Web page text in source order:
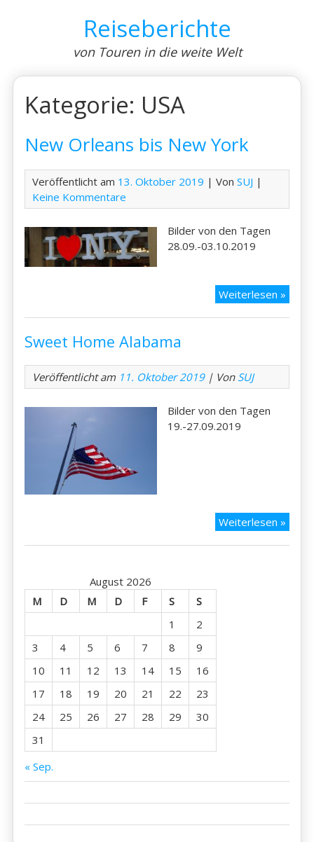
Reiseberichte
von Touren in die weite Welt
Kategorie: USA
New Orleans bis New York
Veröffentlicht am 13. Oktober 2019 | VonSUJ |
Keine Kommentare
Bilder von den Tagen
28.09.-03.10.2019
Weiterlesen »New
Sweet Home Alabama
Veröffentlicht am 11. Oktober 2019| Von SUJ
Bilder von den Tagen
19.-27.09.2019
Weiterlesen »
August 2026
M
D M D F S
S
1
2
3
4 5 6 7 8
9
10
11 12 13 14 15
16
17
18 19 20 21 22
23
24
25 26 27 28 29
30
31
« Sep.